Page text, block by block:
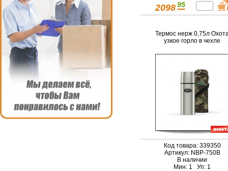
2098 95
Термос нерж 0,75л
узкое горло в чехле
Код товара: 339350
Артикул: NBP-750В
В наличии
Мин: 1 Уп: 1